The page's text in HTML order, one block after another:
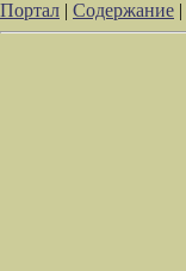
Портал | Содержание |